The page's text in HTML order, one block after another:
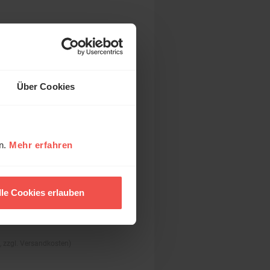
Über Cookies
Mehr erfahren
Cookies erlauben